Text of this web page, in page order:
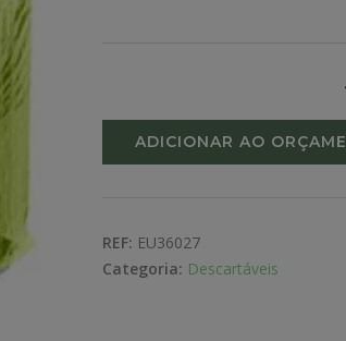
ADICIONAR AO
REF: EU36027
Categoria: Descartáveis